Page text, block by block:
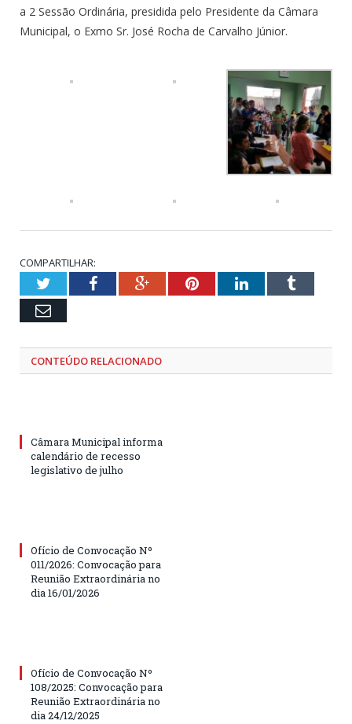
a 2 Sessão Ordinária, presidida pelo Presidente da Câmara
Municipal, o Exmo Sr. José Rocha de Carvalho Júnior.
COMPARTILHAR:
TwitterFacebookGoogle+PinterestLinkedInTumblr
Email
CONTEÚDO RELACIONADO
Câmara Municipal informa
calendário de recesso
legislativo de julho
Ofício de Convocação Nº
011/2026: Convocação para
Reunião Extraordinária no
dia 16/01/2026
Ofício de Convocação Nº
108/2025: Convocação para
Reunião Extraordinária no
dia 24/12/2025